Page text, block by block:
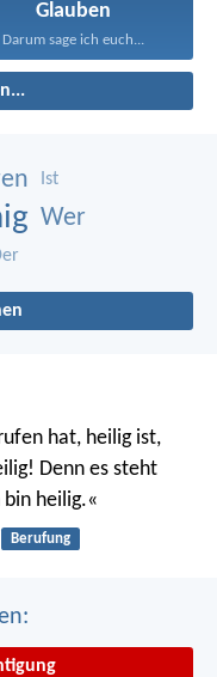
Glauben
Darum sage ich euch...
Ist
Wer
hat, heilig ist,
Denn es steht
bin heilig.«
Berufung